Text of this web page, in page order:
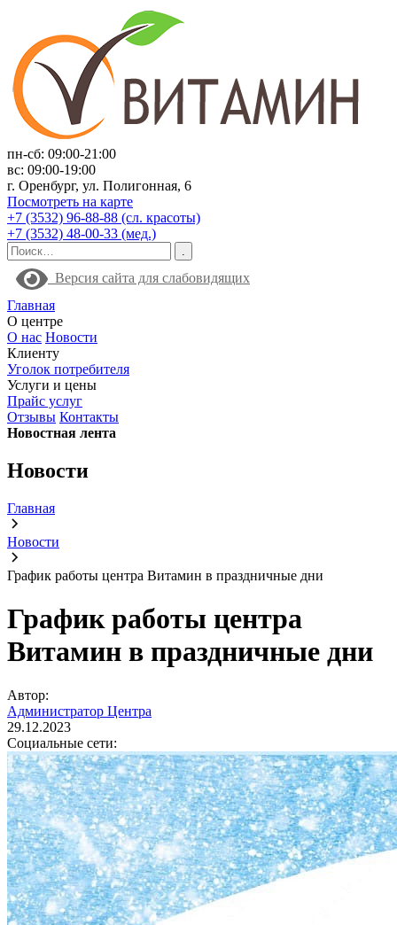
пн-сб: 09:00-21:00
вс: 09:00-19:00
г. Оренбург, ул. Полигонная, 6
Посмотреть на карте
+7 (3532) 96-88-88 (сл. красоты)
+7 (3532) 48-00-33 (мед.)
Версия сайта для слабовидящих
Главная
О центре
О нас Новости
Клиенту
Уголок потребителя
Услуги и цены
Прайс услуг
Отзывы Контакты
Новостная лента
Новости
Главная
Новости
График работы центра Витамин в праздничные дни
График работы центра
Витамин в праздничные дни
Автор:
Администратор Центра
29.12.2023
Социальные сети: